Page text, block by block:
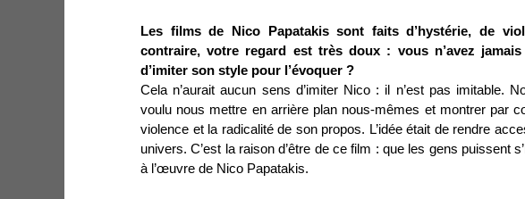
Les films de Nico Papatakis sont faits d’hystérie, de
contraire, votre regard est très doux : vous n’avez jamais
d’imiter son style pour l’évoquer ?
Cela n’aurait aucun sens d’imiter Nico : il n’est pas imitable.
voulu nous mettre en arrière plan nous-mêmes et montrer par
violence et la radicalité de son propos. L’idée était de rendre
univers. C’est la raison d’être de ce film : que les gens puissent
à l’œuvre de Nico Papatakis.